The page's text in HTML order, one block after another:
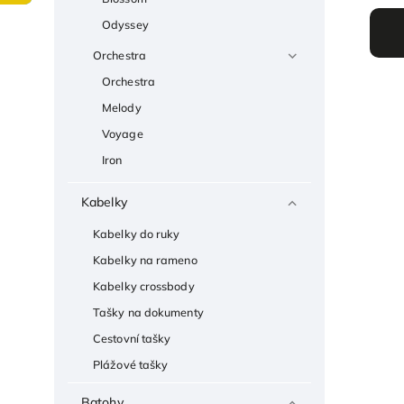
Odyssey
Orchestra
Orchestra
Melody
Voyage
Iron
Kabelky
Kabelky do ruky
Kabelky na rameno
Kabelky crossbody
Tašky na dokumenty
Cestovní tašky
Plážové tašky